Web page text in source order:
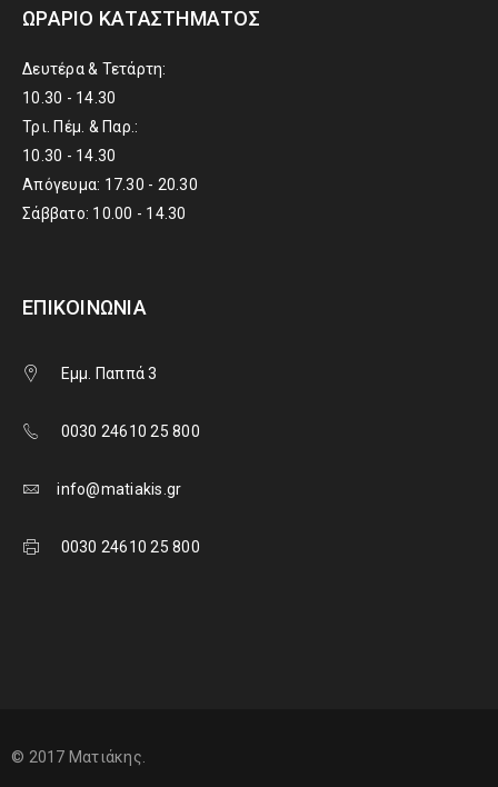
ΩΡΆΡΙΟ ΚΑΤΑΣΤΉΜΑΤΟΣ
Δευτέρα & Τετάρτη:
10.30 - 14.30
Τρι. Πέμ. & Παρ.:
10.30 - 14.30
Απόγευμα: 17.30 - 20.30
Σάββατο: 10.00 - 14.30
ΕΠΙΚΟΙΝΩΝΊΑ
Εμμ. Παππά 3
0030 24610 25 800
info@matiakis.gr
0030 24610 25 800
© 2017 Ματιάκης.